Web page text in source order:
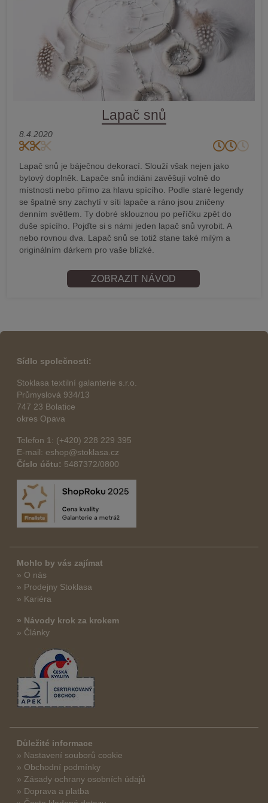
Lapač snů
8.4.2020
Lapač snů je báječnou dekorací. Slouží však nejen jako
bytový doplněk. Lapače snů indiáni zavěšují volně do
místnosti nebo přímo za hlavu spícího. Podle staré legendy
se špatné sny zachytí v síti lapače a ráno jsou zničeny
denním světlem. Ty dobré sklouznou po peříčku zpět do
duše spícího. Pojďte si s námi jeden lapač snů vyrobit. A
nebo rovnou dva. Lapač snů se totiž stane také milým a
originálním dárkem pro vaše blízké.
ZOBRAZIT NÁVOD
Sídlo společnosti:
Stoklasa textilní galanterie s.r.o.
Průmyslová 934/13
747 23 Bolatice
okres Opava
Telefon 1: (+420) 228 229 395
E-mail: eshop@stoklasa.cz
Číslo účtu: 5487372/0800
Mohlo by vás zajímat
» O nás
» Prodejny Stoklasa
» Kariéra
» Návody krok za krokem
» Články
Důležité informace
» Nastavení souborů cookie
» Obchodní podmínky
» Zásady ochrany osobních údajů
» Doprava a platba